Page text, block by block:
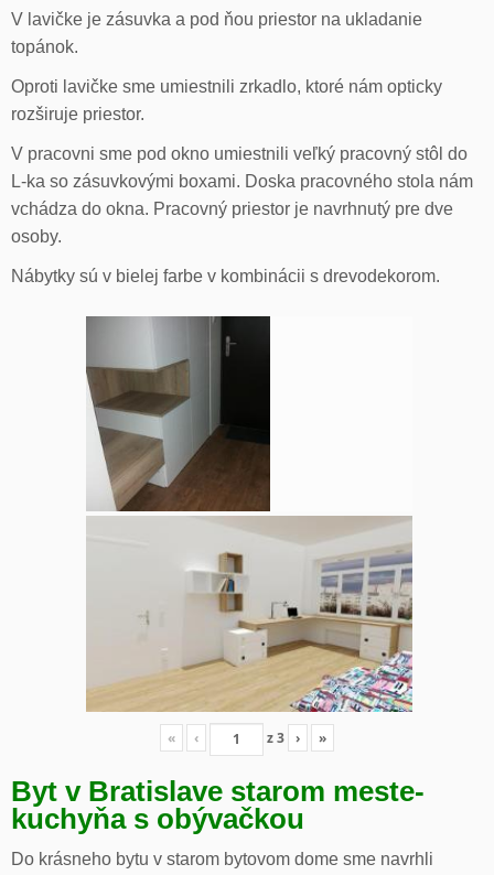
V lavičke je zásuvka a pod ňou priestor na ukladanie
topánok.
Oproti lavičke sme umiestnili zrkadlo, ktoré nám opticky
rozširuje priestor.
V pracovni sme pod okno umiestnili veľký pracovný stôl do
L-ka so zásuvkovými boxami. Doska pracovného stola nám
vchádza do okna. Pracovný priestor je navrhnutý pre dve
osoby.
Nábytky sú v bielej farbe v kombinácii s drevodekorom.
« ‹ z3 › »
Byt v Bratislave starom meste-
kuchyňa s obývačkou
Do krásneho bytu v starom bytovom dome sme navrhli